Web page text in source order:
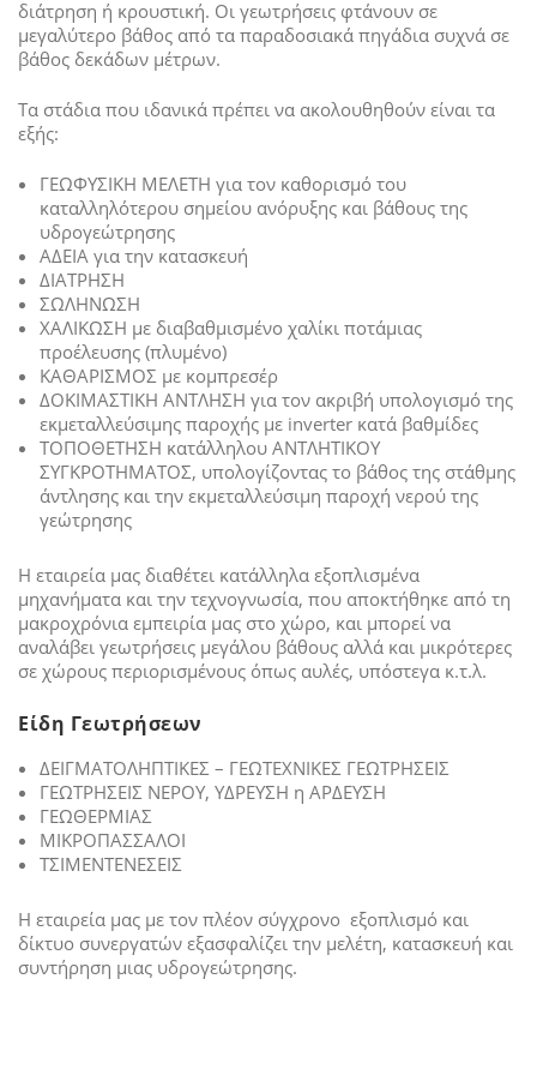
διάτρηση ή κρουστική. Οι γεωτρήσεις φτάνουν σε
μεγαλύτερο βάθος από τα παραδοσιακά πηγάδια συχνά σε
βάθος δεκάδων μέτρων.
Τα στάδια που ιδανικά πρέπει να ακολουθηθούν είναι τα
εξής:
ΓΕΩΦΥΣΙΚΗ ΜΕΛΕΤΗ για τον καθορισμό του
καταλληλότερου σημείου ανόρυξης και βάθους της
υδρογεώτρησης
ΑΔΕΙΑ για την κατασκευή
ΔΙΑΤΡΗΣΗ
ΣΩΛΗΝΩΣΗ
ΧΑΛΙΚΩΣΗ με διαβαθμισμένο χαλίκι ποτάμιας
προέλευσης (πλυμένο)
ΚΑΘΑΡΙΣΜΟΣ με κομπρεσέρ
ΔΟΚΙΜΑΣΤΙΚΗ ΑΝΤΛΗΣΗ για τον ακριβή υπολογισμό της
εκμεταλλεύσιμης παροχής με inverter κατά βαθμίδες
ΤΟΠΟΘΕΤΗΣΗ κατάλληλου ΑΝΤΛΗΤΙΚΟΥ
ΣΥΓΚΡΟΤΗΜΑΤΟΣ, υπολογίζοντας το βάθος της στάθμης
άντλησης και την εκμεταλλεύσιμη παροχή νερού της
γεώτρησης
Η εταιρεία μας διαθέτει κατάλληλα εξοπλισμένα
μηχανήματα και την τεχνογνωσία, που αποκτήθηκε από τη
μακροχρόνια εμπειρία μας στο χώρο, και μπορεί να
αναλάβει γεωτρήσεις μεγάλου βάθους αλλά και μικρότερες
σε χώρους περιορισμένους όπως αυλές, υπόστεγα κ.τ.λ.
Είδη Γεωτρήσεων
ΔΕΙΓΜΑΤΟΛΗΠΤΙΚΕΣ – ΓΕΩΤΕΧΝΙΚΕΣ ΓΕΩΤΡΗΣΕΙΣ
ΓΕΩΤΡΗΣΕΙΣ ΝΕΡΟΥ, ΥΔΡΕΥΣΗ η ΑΡΔΕΥΣΗ
ΓΕΩΘΕΡΜΙΑΣ
ΜΙΚΡΟΠΑΣΣΑΛΟΙ
ΤΣΙΜΕΝΤΕΝΕΣΕΙΣ
Η εταιρεία μας με τον πλέον σύγχρονο εξοπλισμό και
δίκτυο συνεργατών εξασφαλίζει την μελέτη, κατασκευή και
συντήρηση μιας υδρογεώτρησης.